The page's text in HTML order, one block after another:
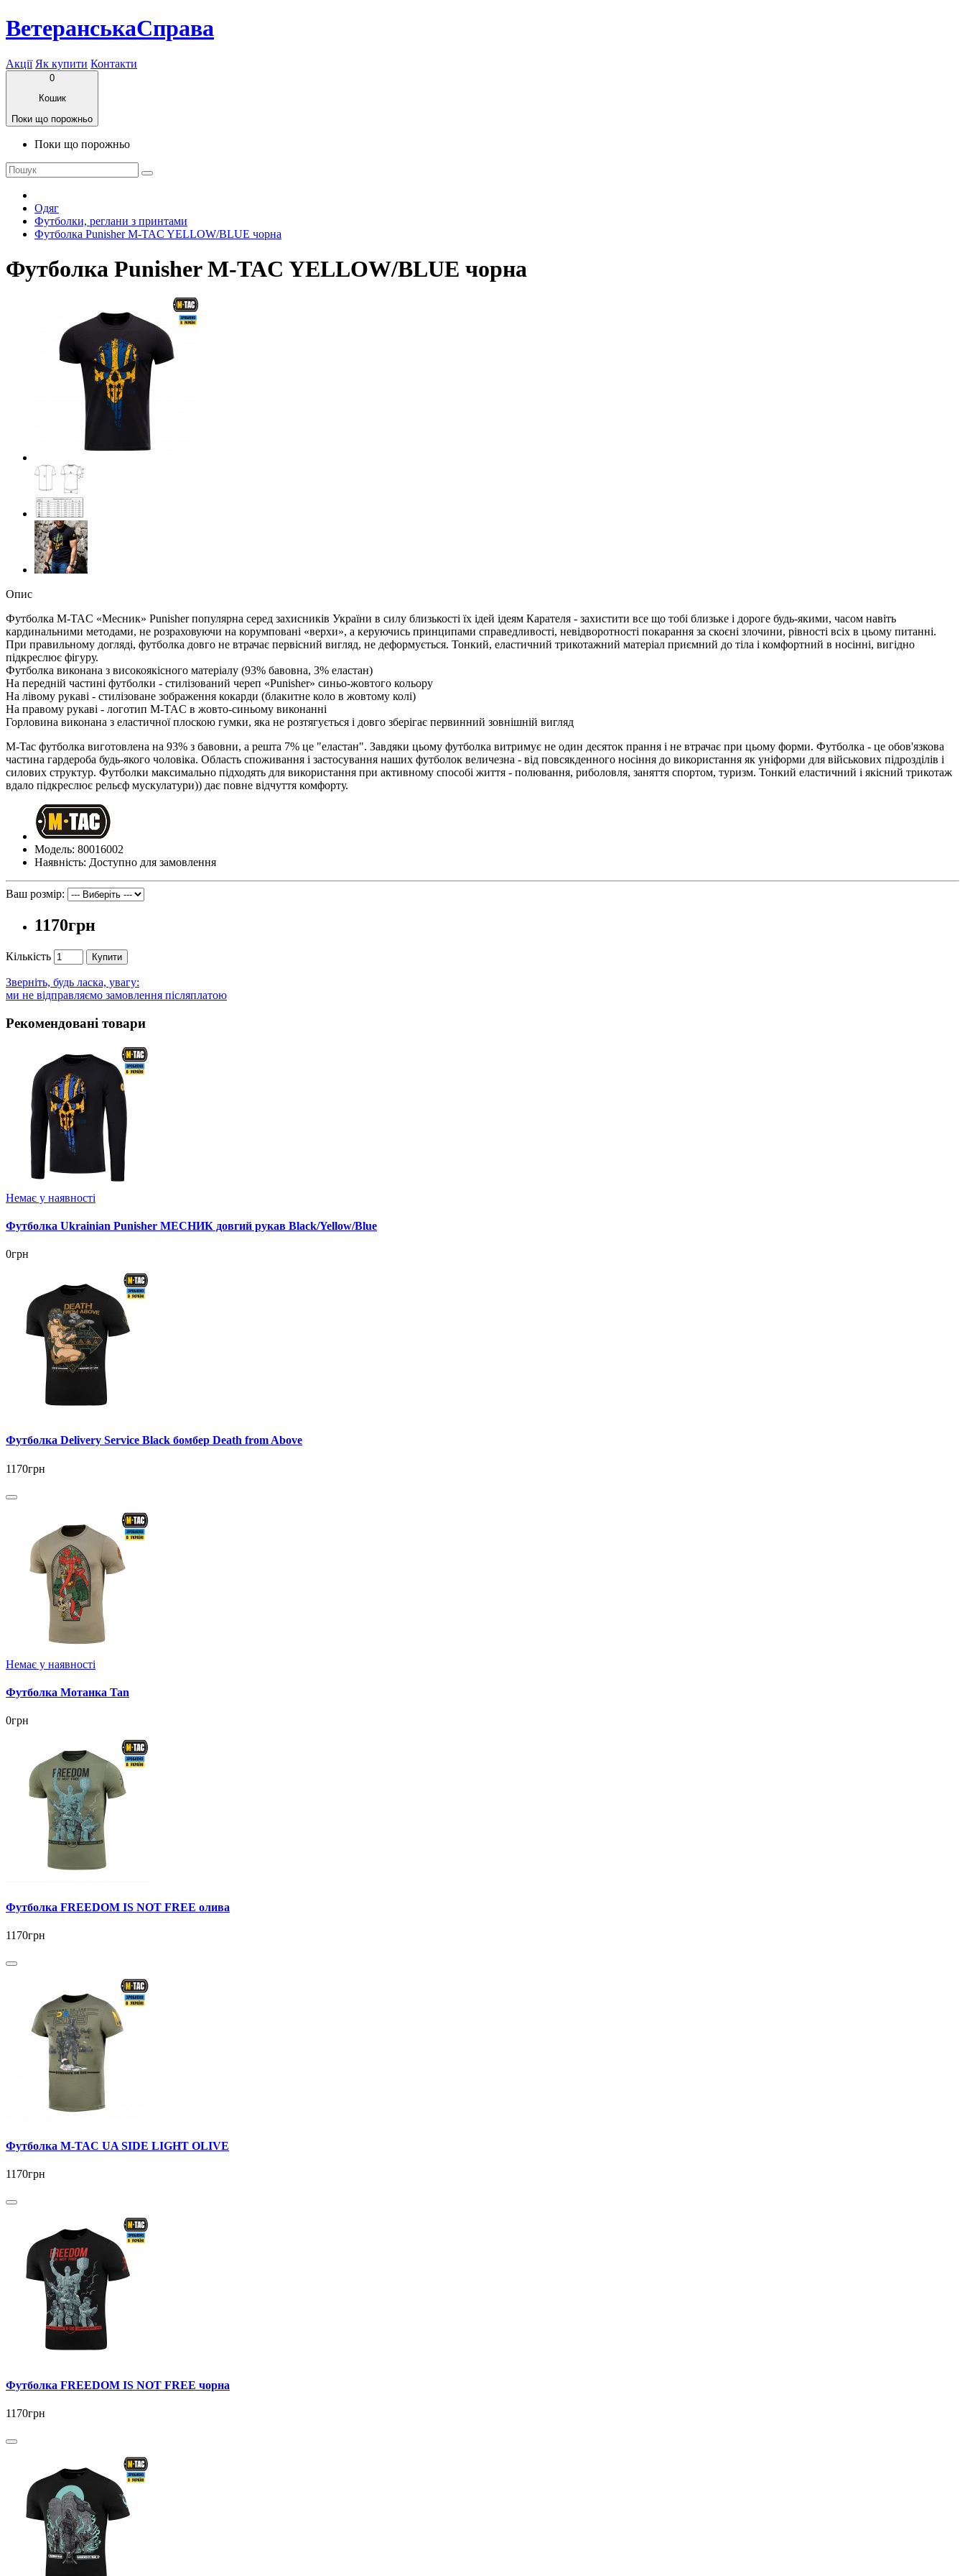
ВетеранськаСправа
Акції Як купити Контакти
0
Кошик
Поки що порожньо
Поки що порожньо
Одяг
Футболки, реглани з принтами
Футболка Punisher M-TAC YELLOW/BLUE чорна
Футболка Punisher M-TAC YELLOW/BLUE чорна
Опис
Футболка M-TAC «Месник» Punisher популярна серед захисників України в силу близькості їх ідей ідеям Карателя - захистити все що тобі близьке і дороге будь-якими, часом навіть
кардинальними методами, не розраховуючи на корумповані «верхи», а керуючись принципами справедливості, невідворотності покарання за скоєні злочини, рівності всіх в цьому питанні.
При правильному догляді, футболка довго не втрачає первісний вигляд, не деформується. Тонкий, еластичний трикотажний матеріал приємний до тіла і комфортний в носінні, вигідно
підкреслює фігуру.
Футболка виконана з високоякісного матеріалу (93% бавовна, 3% еластан)
На передній частині футболки - стилізований череп «Punisher» синьо-жовтого кольору
На лівому рукаві - стилізоване зображення кокарди (блакитне коло в жовтому колі)
На правому рукаві - логотип M-TAC в жовто-синьому виконанні
Горловина виконана з еластичної плоскою гумки, яка не розтягується і довго зберігає первинний зовнішній вигляд
M-Tac футболка виготовлена ​​на 93% з бавовни, а решта 7% це "еластан". Завдяки цьому футболка витримує не один десяток прання і не втрачає при цьому форми. Футболка - це обов'язкова
частина гардероба будь-якого чоловіка. Область споживання і застосування наших футболок величезна - від повсякденного носіння до використання як уніформи для військових підрозділів і
силових структур. Футболки максимально підходять для використання при активному способі життя - полювання, риболовля, заняття спортом, туризм. Тонкий еластичний і якісний трикотаж
вдало підкреслює рельєф мускулатури)) дає повне відчуття комфорту.
Модель: 80016002
Наявність: Доступно для замовлення
Ваш розмір:
1170грн
Кількість Купити
Зверніть, будь ласка, увагу:
ми не відправляємо замовлення післяплатою
Рекомендовані товари
Немає у наявності
Футболка Ukrainian Punisher МЕСНИК довгий рукав Black/Yellow/Blue
0грн
Футболка Delivery Service Black бомбер Death from Above
1170грн
Немає у наявності
Футболка Мотанка Tan
0грн
Футболка FREEDOM IS NOT FREE олива
1170грн
Футболка M-TAC UA SIDE LIGHT OLIVE
1170грн
Футболка FREEDOM IS NOT FREE чорна
1170грн